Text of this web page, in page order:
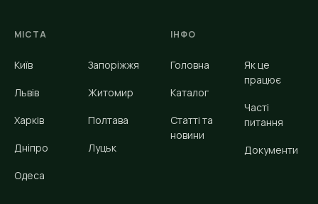
МІСТА
Київ
Львів
Харків
Дніпро
Одеса
Запоріжжя
Житомир
Полтава
Луцьк
ІНФО
Головна
Каталог
Статті та
новини
Як це
працює
Часті
питання
Документи